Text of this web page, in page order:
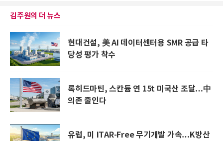
김주원의 더 뉴스
현대건설, 美 AI 데이터센터용 SMR 공급 타
당성 평가 착수
록히드마틴, 스칸듐 연 15t 미국산 조달…中
의존 줄인다
유럽, 미 ITAR-Free 무기개발 가속…K방산